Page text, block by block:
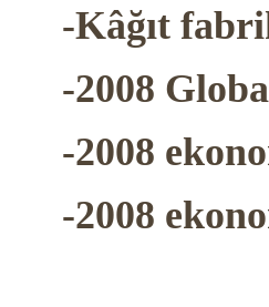
-Kâğıt
-2008
-2008
-2008